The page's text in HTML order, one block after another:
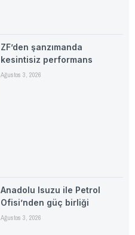
ZF’den şanzımanda
kesintisiz performans
Ağustos 3, 2026
Anadolu Isuzu ile Petrol
Ofisi’nden güç birliği
Ağustos 3, 2026